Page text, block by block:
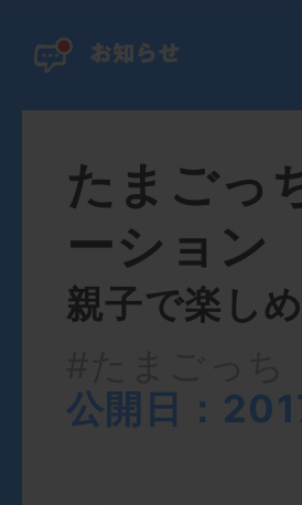
たまごっ
ーション
親子で楽し
公開日：